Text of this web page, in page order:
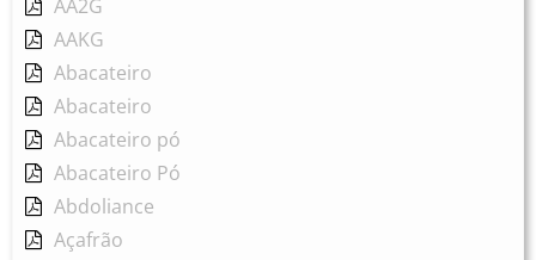
AA2G
AAKG
Abacateiro
Abacateiro
Abacateiro pó
Abacateiro Pó
Abdoliance
Açafrão